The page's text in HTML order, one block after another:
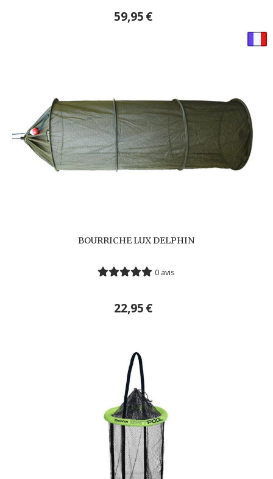
59,95€
BOURRICHE LUX DELPHIN
0 avis
22,95€